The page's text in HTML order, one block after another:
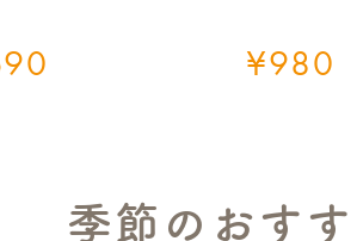
¥980
季節のおす